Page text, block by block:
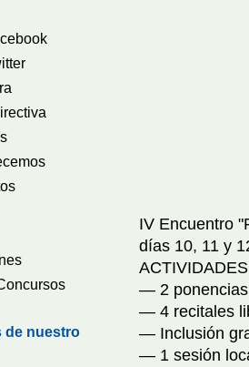
IV Encuentro
días 10, 11 y
— 2 ponencias
— 4 recitales
— Inclusión
— 1 sesión
de nuestro